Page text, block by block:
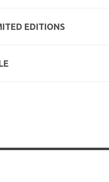
EDITIONS